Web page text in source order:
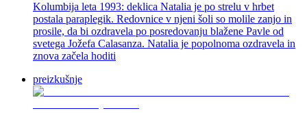
Kolumbija leta 1993: deklica Natalia je po strelu v hrbet
postala paraplegik. Redovnice v njeni šoli so molile zanjo in
prosile, da bi ozdravela po posredovanju blažene Pavle od
svetega Jožefa Calasanza. Natalia je popolnoma ozdravela in
znova začela hoditi
preizkušnje